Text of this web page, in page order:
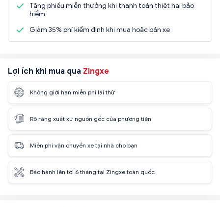
Tặng phiếu miễn thưởng khi thanh toán thiệt hại bảo
hiểm
Giảm 35% phí kiểm định khi mua hoặc bán xe
Lợi ích khi mua qua Zingxe
Không giới hạn miễn phí lái thử
Rõ ràng xuất xứ nguồn gốc của phương tiện
Miễn phí vận chuyển xe tại nhà cho bạn
Bảo hành lên tới 6 tháng tại Zingxe toàn quốc